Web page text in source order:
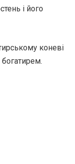
і його
коневі
богатирем.